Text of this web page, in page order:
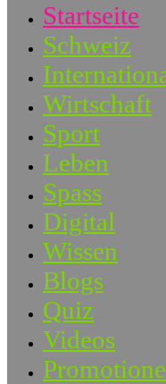
Startseite
Schweiz
Wirtschaft
Sport
Leben
Spass
Digital
Wissen
Blogs
Quiz
Videos